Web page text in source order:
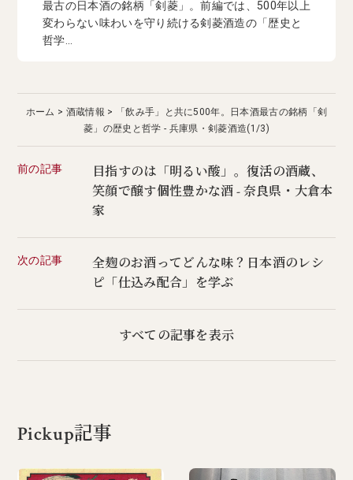
最古の日本酒の銘柄「剣菱」。前編では、500年以上
変わらない味わいを守り続ける剣菱酒造の「歴史と
哲学...
ホーム 酒蔵情報
「飲み手」と共に500年。日本酒最古の銘柄「剣
菱」の歴史と哲学 - 兵庫県・剣菱酒造(1/3)
前の記事
目指すのは「明るい酸」。復活の酒蔵、
笑顔で醸す個性豊かな酒 - 奈良県・大倉本
家
次の記事
全麹のお酒ってどんな味？日本酒のレシ
ピ「仕込み配合」を学ぶ
すべての記事を表示
Pickup記事